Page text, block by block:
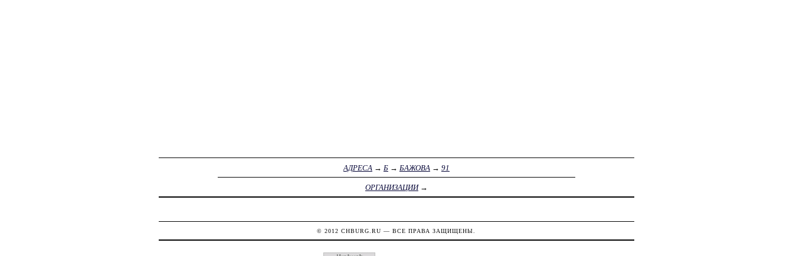
АДРЕСА → Б→ БАЖОВА → 91
ОРГАНИЗАЦИИ→
© 2012CHBURG.RU — ВСЕ ПРАВА ЗАЩИЩЕНЫ.